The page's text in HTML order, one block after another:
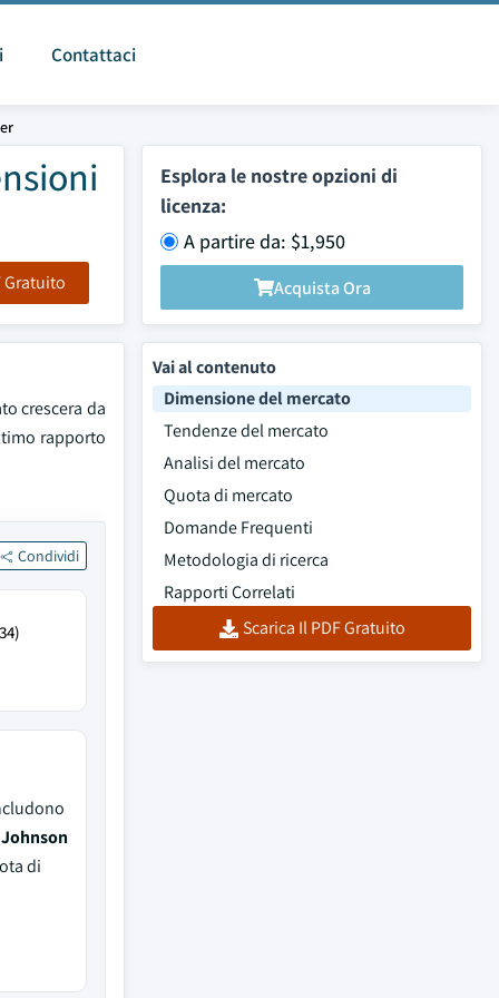
Contattaci
Gratuito
Esplora le nostre opzioni di
licenza:
A partire da: $1,950
Acquista Ora
crescera da
rapporto
Condividi
di
Vai al contenuto
Dimensione del mercato
Tendenze del mercato
Analisi del mercato
Quota di mercato
Domande Frequenti
Metodologia di ricerca
Rapporti Correlati
Scarica Il PDF Gratuito